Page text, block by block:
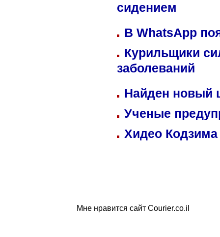
сидением
В WhatsApp
Курильщики
заболеваний
Найден
Ученые
Хидео
Мне нравится сайт Courier.co.il